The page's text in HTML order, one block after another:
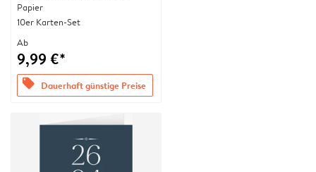
Papier
10er Karten-Set
Ab
9,99 €*
offers Dauerhaft günstige Preise